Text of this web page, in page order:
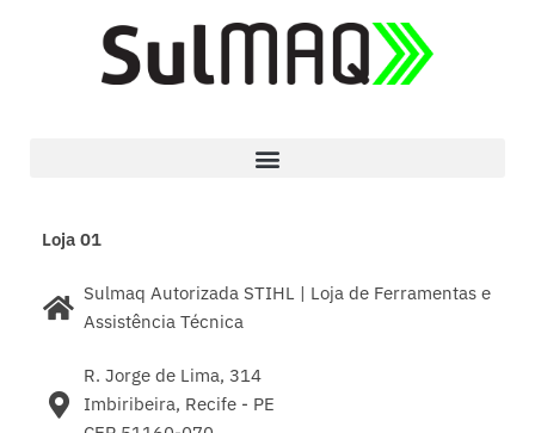
Loja 01
Sulmaq Autorizada STIHL | Loja de Ferramentas e
Assistência Técnica
R. Jorge de Lima, 314
Imbiribeira, Recife - PE